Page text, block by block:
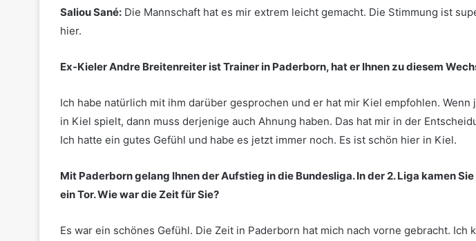
Saliou Sané: Die Mannschaft hat es mir extrem leicht gemacht. Die Stimmung ist
hier.
Ex-Kieler Andre Breitenreiter ist Trainer in Paderborn, hat er Ihnen zu diesem
Ich habe natürlich mit ihm darüber gesprochen und er hat mir Kiel empfohlen. Wenn
in Kiel spielt, dann muss derjenige auch Ahnung haben. Das hat mir in der
Ich hatte ein gutes Gefühl und habe es jetzt immer noch. Es ist schön hier in Kiel.
Mit Paderborn gelang Ihnen der Aufstieg in die Bundesliga. In der 2. Liga kamen
ein Tor. Wie war die Zeit für Sie?
Es war ein schönes Gefühl. Die Zeit in Paderborn hat mich nach vorne gebracht. Ich